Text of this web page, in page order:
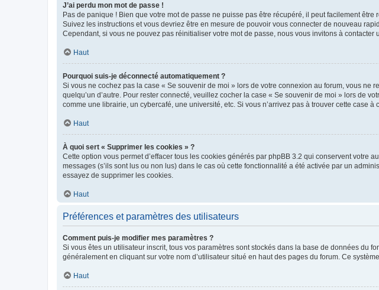
J’ai perdu mon mot de passe !
Pas de panique ! Bien que votre mot de passe ne puisse pas être récupéré, il peut facilement
Suivez les instructions et vous devriez être en mesure de pouvoir vous connecter de nouveau
Cependant, si vous ne pouvez pas réinitialiser votre mot de passe, nous vous invitons à contacter
Haut
Pourquoi suis-je déconnecté automatiquement ?
Si vous ne cochez pas la case « Se souvenir de moi » lors de votre connexion au forum, vous
quelqu’un d’autre. Pour rester connecté, veuillez cocher la case « Se souvenir de moi » lors de
comme une librairie, un cybercafé, une université, etc. Si vous n’arrivez pas à trouver cette case
Haut
À quoi sert « Supprimer les cookies » ?
Cette option vous permet d’effacer tous les cookies générés par phpBB 3.2 qui conservent votre
messages (s’ils sont lus ou non lus) dans le cas où cette fonctionnalité a été activée par un
essayez de supprimer les cookies.
Haut
Préférences et paramètres des utilisateurs
Comment puis-je modifier mes paramètres ?
Si vous êtes un utilisateur inscrit, tous vos paramètres sont stockés dans la base de données du
généralement en cliquant sur votre nom d’utilisateur situé en haut des pages du forum. Ce
Haut